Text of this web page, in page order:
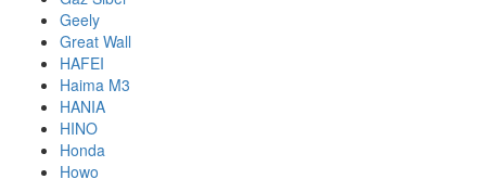
Geely
Great Wall
HAFEI
Haima M3
HANIA
HINO
Honda
Howo